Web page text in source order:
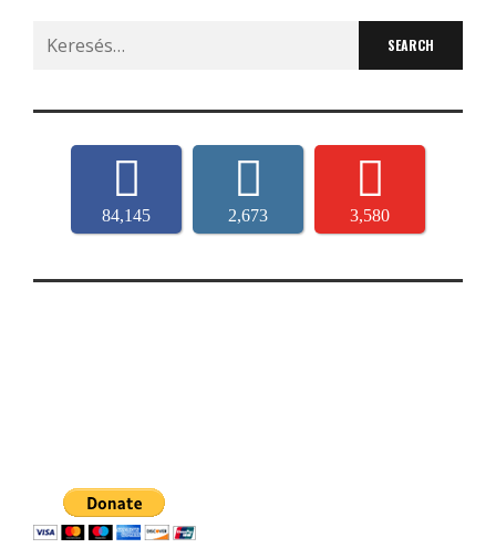
Search
for:
84,145 2,673 3,580